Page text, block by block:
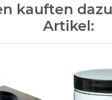
kauften
Artikel: